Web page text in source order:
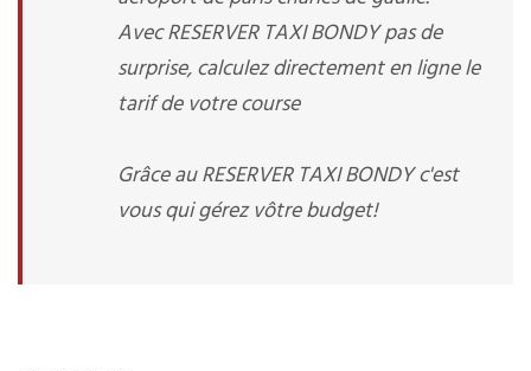
Avec RESERVER TAXI BONDY pas de
surprise, calculez directement en ligne le
tarif de votre course
Grâce au RESERVER TAXI BONDY c'est
vous qui gérez vôtre budget!